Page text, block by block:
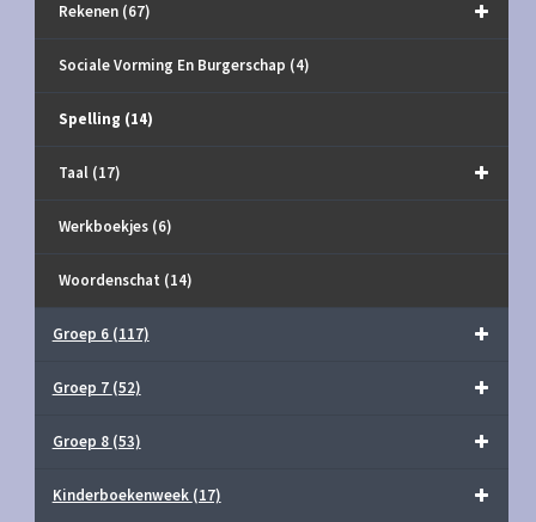
Rekenen (67)
Sociale Vorming En Burgerschap (4)
Spelling (14)
Taal (17)
Werkboekjes (6)
Woordenschat (14)
Groep 6 (117)
Groep 7 (52)
Groep 8 (53)
Kinderboekenweek (17)